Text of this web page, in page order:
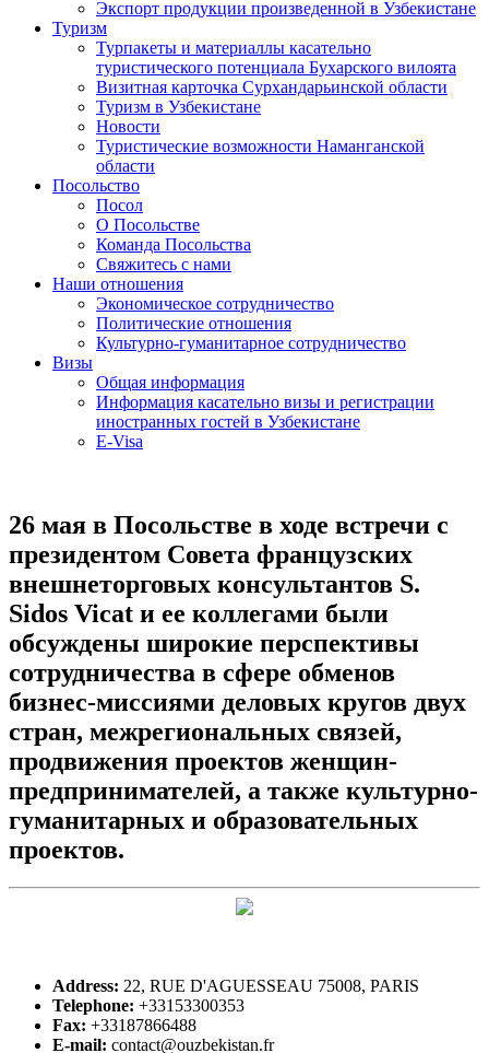
Экспорт продукции произведенной в Узбекистане
Туризм
Турпакеты и материаллы касательно
туристического потенциала Бухарского вилоята
Визитная карточка Сурхандарьинской области
Туризм в Узбекистане
Новости
Туристические возможности Наманганской
области
Посольство
Посол
О Посольстве
Команда Посольства
Свяжитесь с нами
Наши отношения
Экономическое сотрудничество
Политические отношения
Культурно-гуманитарное сотрудничество
Визы
Общая информация
Информация касательно визы и регистрации
иностранных гостей в Узбекистане
E-Visa
26 мая в Посольстве в ходе встречи с
президентом Совета французских
внешнеторговых консультантов S.
Sidos Vicat и ее коллегами были
обсуждены широкие перспективы
сотрудничества в сфере обменов
бизнес-миссиями деловых кругов двух
стран, межрегиональных связей,
продвижения проектов женщин-
предпринимателей, а также культурно-
гуманитарных и образовательных
проектов.
Address: 22, RUE D'AGUESSEAU 75008, PARIS
Telephone: +33153300353
Fax: +33187866488
E-mail: contact@ouzbekistan.fr